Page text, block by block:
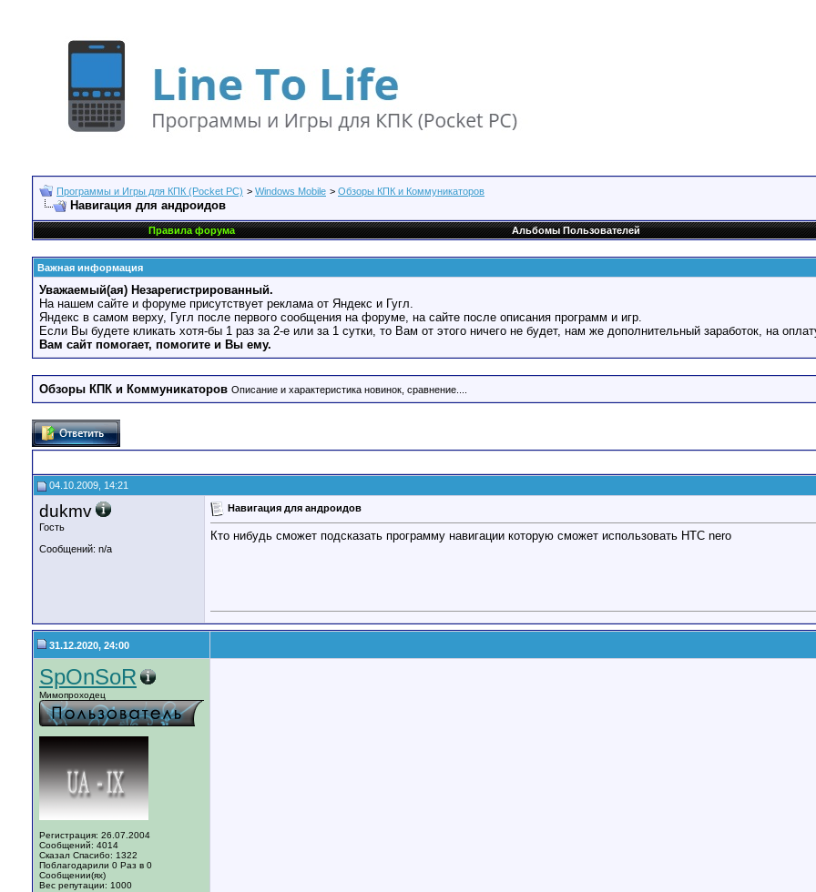
Программы и Игры для КПК (Pocket PC) > Windows Mobile > Обзоры КПК и Коммуникаторов
Навигация для андроидов
Правила форума Альбомы Пользователей
Важная информация
Уважаемый(ая) Незарегистрированный.
На нашем сайте и форуме присутствует реклама от Яндекс и Гугл.
Яндекс в самом верху, Гугл после первого сообщения на форуме, на сайте после описания программ и игр.
Если Вы будете кликать хотя-бы 1 раз за 2-е или за 1 сутки, то Вам от этого ничего не будет, нам же дополнительный заработок, на
Вам сайт помогает, помогите и Вы ему.
Обзоры КПК и Коммуникаторов Описание и характеристика новинок, сравнение....
04.10.2009, 14:21
dukmv
Гость
Сообщений: n/a
Навигация для андроидов
Кто нибудь сможет подсказать программу навигации которую сможет использовать HTС nero
31.12.2020, 24:00
SpOnSoR
Мимопроходец
Регистрация: 26.07.2004
Сообщений: 4014
Сказал Спасибо: 1322
Поблагодарили 0 Раз в 0
Сообщении(ях)
Вес репутации: 1000